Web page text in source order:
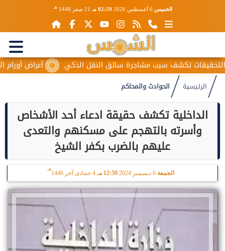
الخميس 6 أغسطس 2026 02:59 مـ 21 صفر 1448 هـ
أعراض أورام تكشف سبب مشاجرة سائق النقل الذكي
الرئيسية الحوادث والمحاكم
الداخلية تكشف حقيقة ادعاء أحد الأشخاص
وأسرته بالتهجم على مسكنهم والتعدى
عليهم بالضرب بكفر الشيخ
الجمعة 6 ديسمبر 2024 12:59 مـ 4 جمادى آخر 1446
هـ